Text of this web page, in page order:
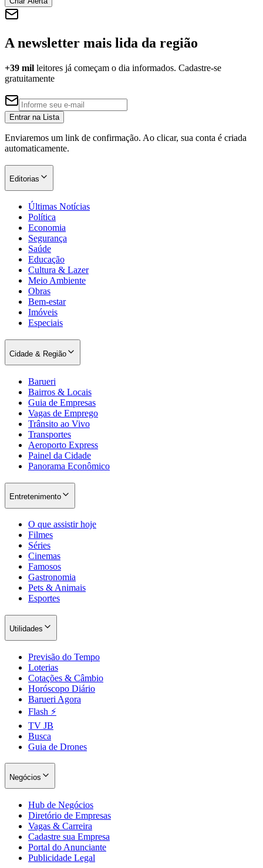
Palmeiras
São Paulo
A newsletter mais lida da região
+39 mil leitores já começam o dia informados. Cadastre-se
gratuitamente
Entrar na Lista
Enviaremos um link de confirmação. Ao clicar, sua conta é criada
automaticamente.
Editorias
Últimas Notícias
Política
Economia
Segurança
Saúde
Educação
Cultura & Lazer
Meio Ambiente
Obras
Bem-estar
Imóveis
Especiais
Cidade & Região
Barueri
Bairros & Locais
Guia de Empresas
Vagas de Emprego
Trânsito ao Vivo
Transportes
Aeroporto Express
Painel da Cidade
Panorama Econômico
Entretenimento
O que assistir hoje
Filmes
Séries
Cinemas
Famosos
Gastronomia
Pets & Animais
Esportes
Utilidades
Previsão do Tempo
Loterias
Cotações & Câmbio
Horóscopo Diário
Barueri Agora
Flash ⚡
TV JB
Busca
Guia de Drones
Negócios
Hub de Negócios
Diretório de Empresas
Vagas & Carreira
Cadastre sua Empresa
Portal do Anunciante
Publicidade Legal